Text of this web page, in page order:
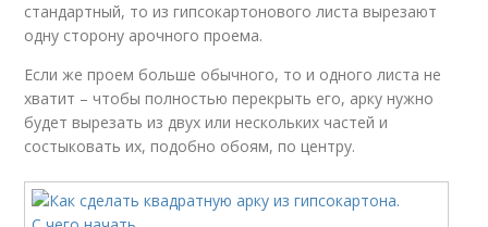
стандартный, то из гипсокартонового листа вырезают
одну сторону арочного проема.
Если же проем больше обычного, то и одного листа не
хватит – чтобы полностью перекрыть его, арку нужно
будет вырезать из двух или нескольких частей и
состыковать их, подобно обоям, по центру.